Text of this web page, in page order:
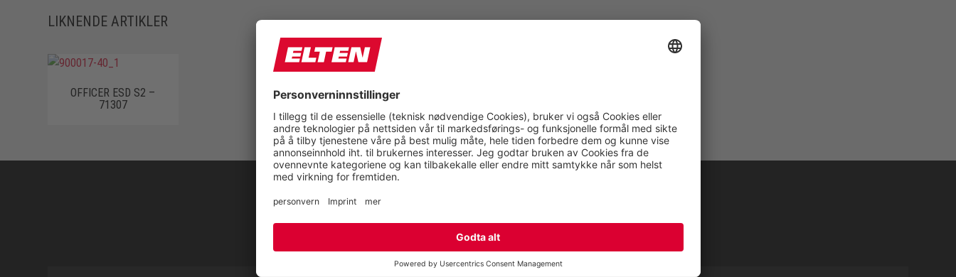
LIKNENDE ARTIKLER
OFFICER ESD S2 –
71307
PRODUKTGRUPPER